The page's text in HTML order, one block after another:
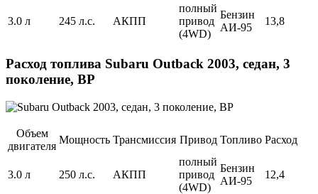
3.0 л 245 л.с. АКПП
полный
привод
(4WD)
Бензин
АИ-95
13,8
Расход топлива Subaru Outback 2003, седан, 3
поколение, BP
Объем
двигателя
Мощность Трансмиссия Привод Топливо Расход
3.0 л 250 л.с. АКПП
полный
привод
(4WD)
Бензин
АИ-95
12,4